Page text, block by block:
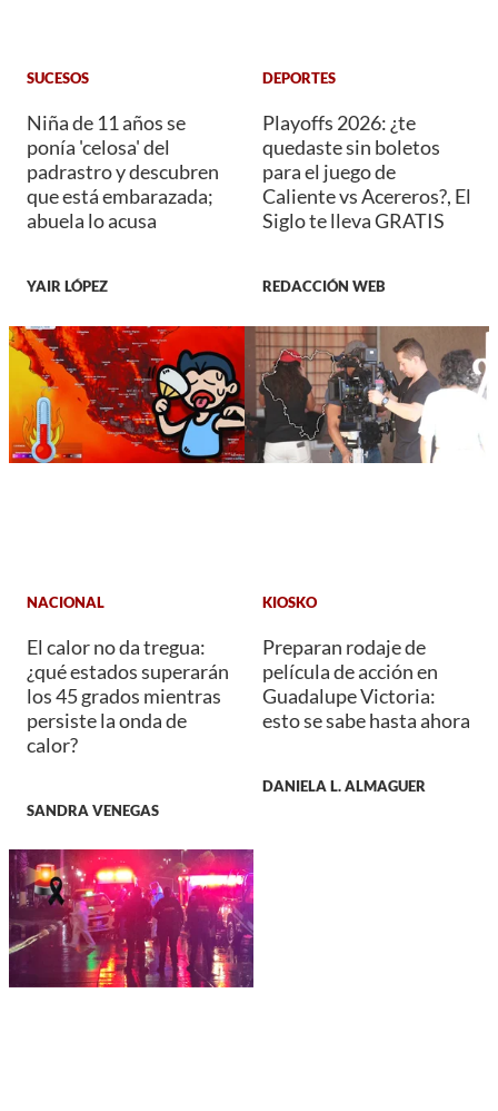
SUCESOS
Niña de 11 años se
ponía 'celosa' del
padrastro y descubren
que está embarazada;
abuela lo acusa
YAIR LÓPEZ
DEPORTES
Playoffs 2026: ¿te
quedaste sin boletos
para el juego de
Caliente vs Acereros?, El
Siglo te lleva GRATIS
REDACCIÓN WEB
NACIONAL
El calor no da tregua:
¿qué estados superarán
los 45 grados mientras
persiste la onda de
calor?
SANDRA VENEGAS
KIOSKO
Preparan rodaje de
película de acción en
Guadalupe Victoria:
esto se sabe hasta ahora
DANIELA L. ALMAGUER